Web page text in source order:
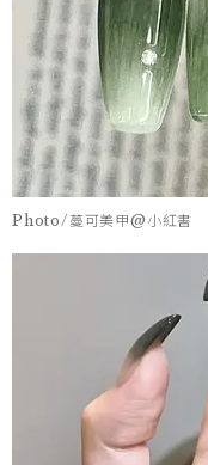
Photo/蔓可美甲@小紅書